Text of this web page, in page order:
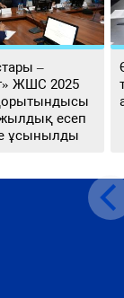
–
ЖШС 2025
есеп
ұсынылды